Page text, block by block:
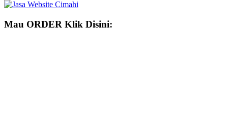
Mau ORDER Klik Disini: